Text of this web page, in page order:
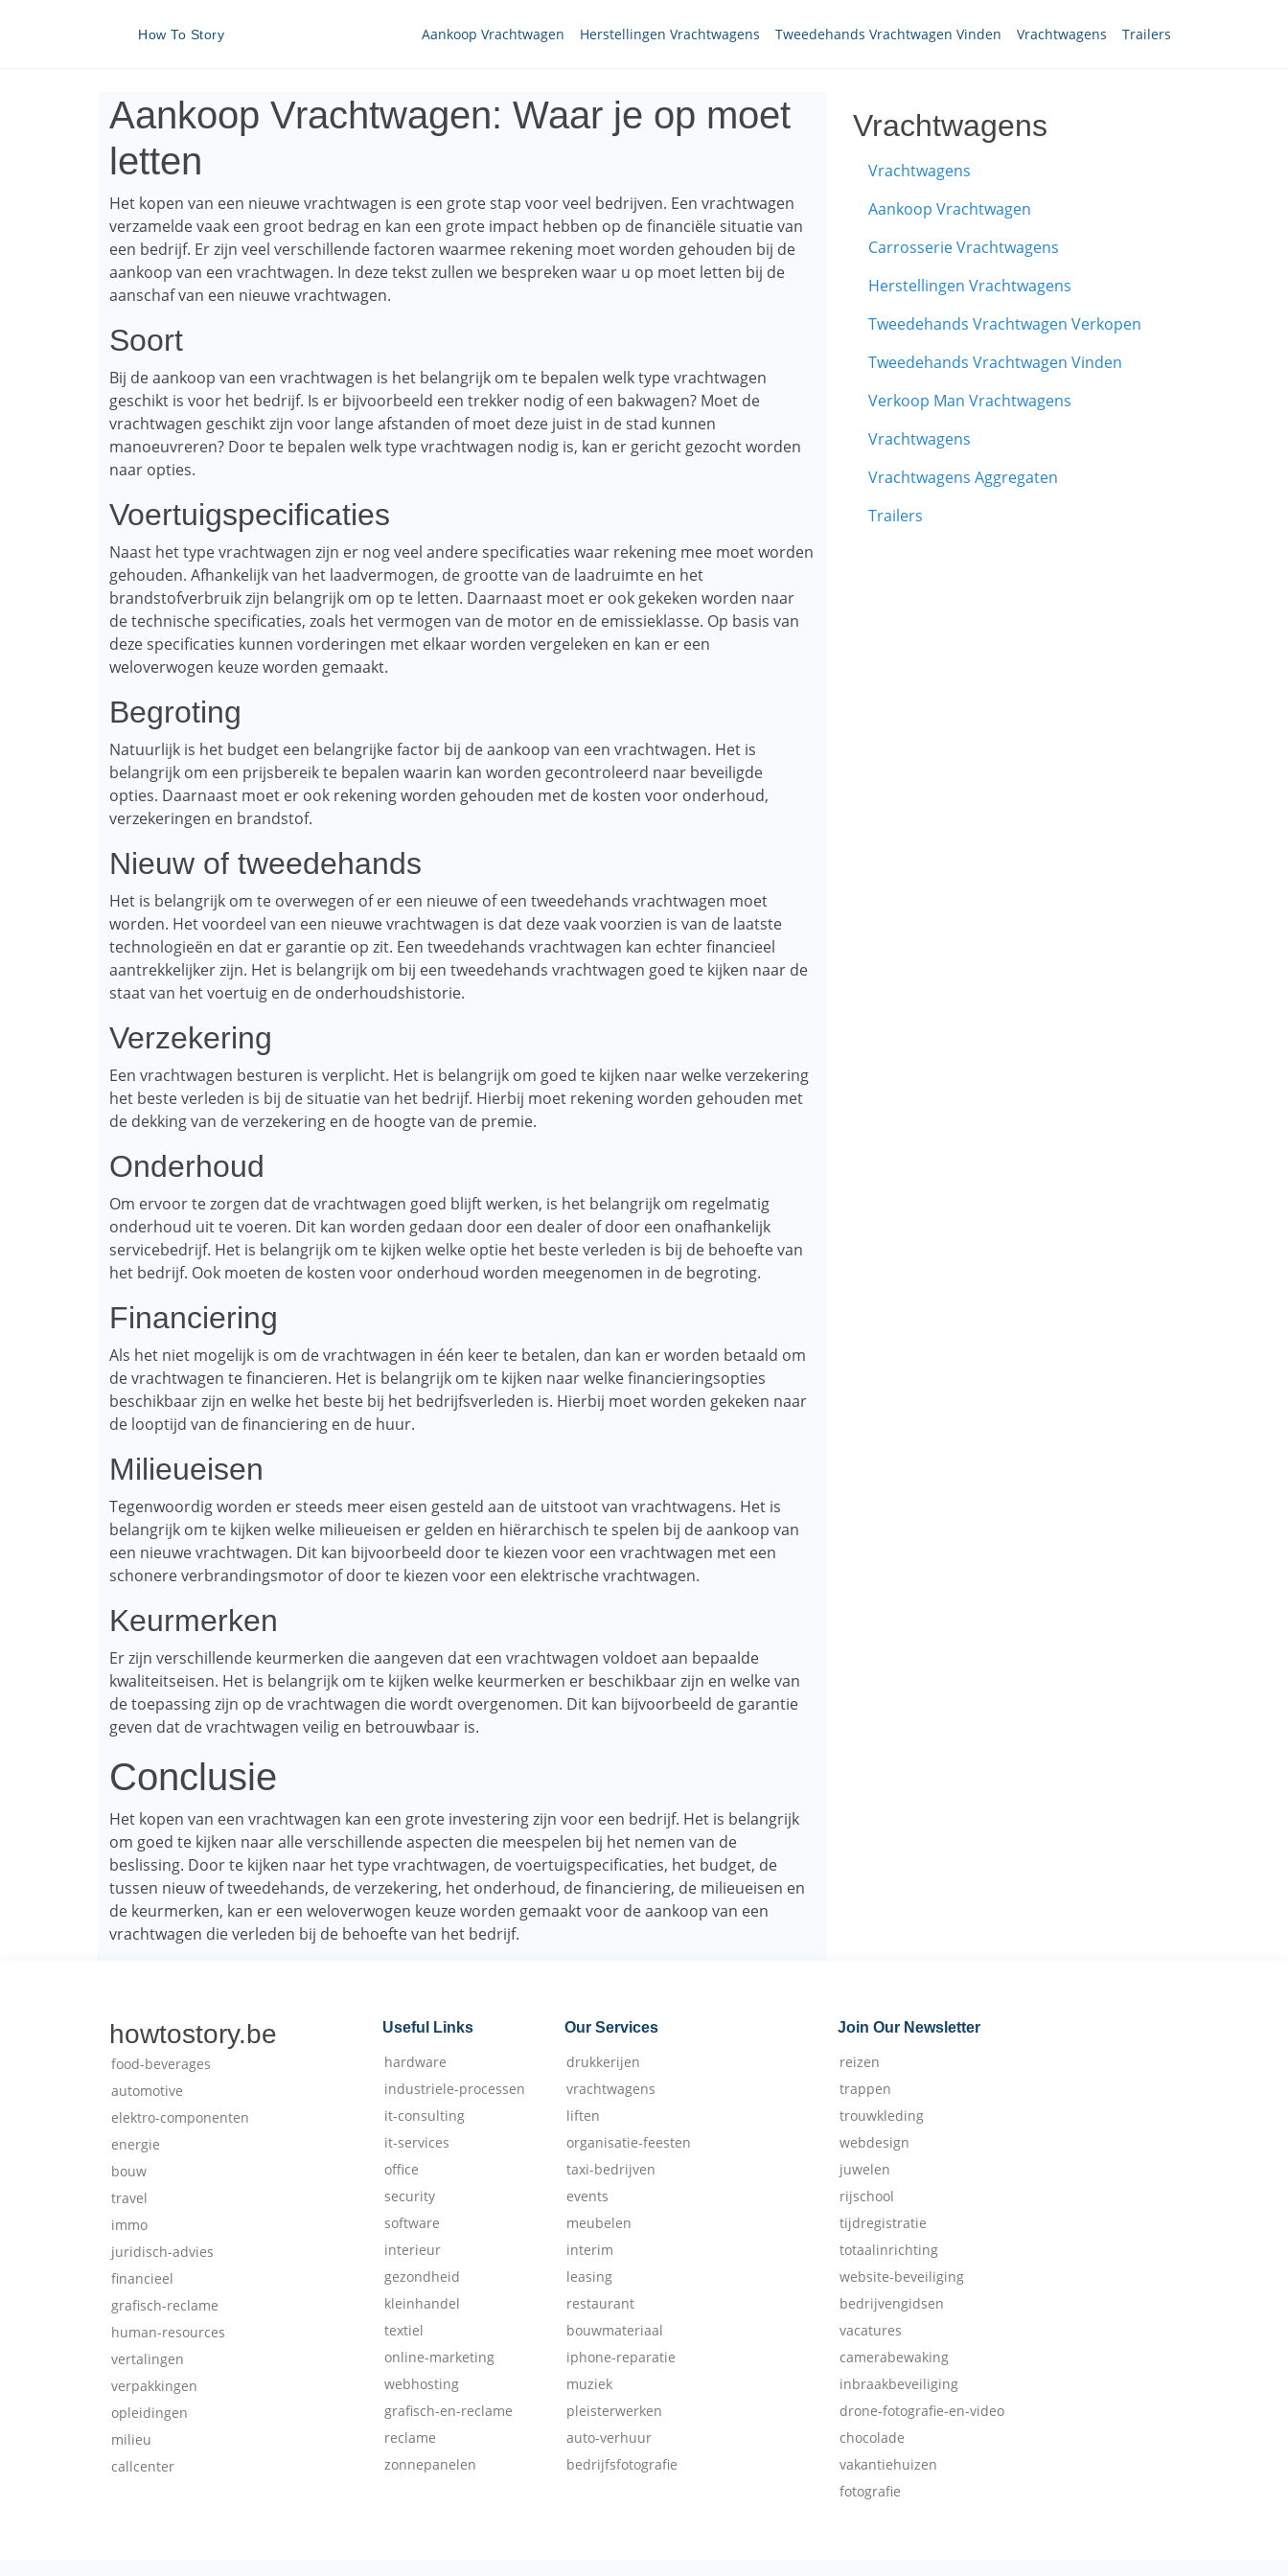
How To Story Aankoop Vrachtwagen Herstellingen Vrachtwagens Tweedehands Vrachtwagen Vinden Vrachtwagens Trailers
Aankoop Vrachtwagen: Waar je op moet
letten
Het kopen van een nieuwe vrachtwagen is een grote stap voor veel bedrijven. Een vrachtwagen
verzamelde vaak een groot bedrag en kan een grote impact hebben op de financiële situatie van
een bedrijf. Er zijn veel verschillende factoren waarmee rekening moet worden gehouden bij de
aankoop van een vrachtwagen. In deze tekst zullen we bespreken waar u op moet letten bij de
aanschaf van een nieuwe vrachtwagen.
Soort
Bij de aankoop van een vrachtwagen is het belangrijk om te bepalen welk type vrachtwagen
geschikt is voor het bedrijf. Is er bijvoorbeeld een trekker nodig of een bakwagen? Moet de
vrachtwagen geschikt zijn voor lange afstanden of moet deze juist in de stad kunnen
manoeuvreren? Door te bepalen welk type vrachtwagen nodig is, kan er gericht gezocht worden
naar opties.
Voertuigspecificaties
Naast het type vrachtwagen zijn er nog veel andere specificaties waar rekening mee moet worden
gehouden. Afhankelijk van het laadvermogen, de grootte van de laadruimte en het
brandstofverbruik zijn belangrijk om op te letten. Daarnaast moet er ook gekeken worden naar
de technische specificaties, zoals het vermogen van de motor en de emissieklasse. Op basis van
deze specificaties kunnen vorderingen met elkaar worden vergeleken en kan er een
weloverwogen keuze worden gemaakt.
Begroting
Natuurlijk is het budget een belangrijke factor bij de aankoop van een vrachtwagen. Het is
belangrijk om een ​​prijsbereik te bepalen waarin kan worden gecontroleerd naar beveiligde
opties. Daarnaast moet er ook rekening worden gehouden met de kosten voor onderhoud,
verzekeringen en brandstof.
Nieuw of tweedehands
Het is belangrijk om te overwegen of er een nieuwe of een tweedehands vrachtwagen moet
worden. Het voordeel van een nieuwe vrachtwagen is dat deze vaak voorzien is van de laatste
technologieën en dat er garantie op zit. Een tweedehands vrachtwagen kan echter financieel
aantrekkelijker zijn. Het is belangrijk om bij een tweedehands vrachtwagen goed te kijken naar de
staat van het voertuig en de onderhoudshistorie.
Verzekering
Een vrachtwagen besturen is verplicht. Het is belangrijk om goed te kijken naar welke verzekering
het beste verleden is bij de situatie van het bedrijf. Hierbij moet rekening worden gehouden met
de dekking van de verzekering en de hoogte van de premie.
Onderhoud
Om ervoor te zorgen dat de vrachtwagen goed blijft werken, is het belangrijk om regelmatig
onderhoud uit te voeren. Dit kan worden gedaan door een dealer of door een onafhankelijk
servicebedrijf. Het is belangrijk om te kijken welke optie het beste verleden is bij de behoefte van
het bedrijf. Ook moeten de kosten voor onderhoud worden meegenomen in de begroting.
Financiering
Als het niet mogelijk is om de vrachtwagen in één keer te betalen, dan kan er worden betaald om
de vrachtwagen te financieren. Het is belangrijk om te kijken naar welke financieringsopties
beschikbaar zijn en welke het beste bij het bedrijfsverleden is. Hierbij moet worden gekeken naar
de looptijd van de financiering en de huur.
Milieueisen
Tegenwoordig worden er steeds meer eisen gesteld aan de uitstoot van vrachtwagens. Het is
belangrijk om te kijken welke milieueisen er gelden en hiërarchisch te spelen bij de aankoop van
een nieuwe vrachtwagen. Dit kan bijvoorbeeld door te kiezen voor een vrachtwagen met een
schonere verbrandingsmotor of door te kiezen voor een elektrische vrachtwagen.
Keurmerken
Er zijn verschillende keurmerken die aangeven dat een vrachtwagen voldoet aan bepaalde
kwaliteitseisen. Het is belangrijk om te kijken welke keurmerken er beschikbaar zijn en welke van
de toepassing zijn op de vrachtwagen die wordt overgenomen. Dit kan bijvoorbeeld de garantie
geven dat de vrachtwagen veilig en betrouwbaar is.
Conclusie
Het kopen van een vrachtwagen kan een grote investering zijn voor een bedrijf. Het is belangrijk
om goed te kijken naar alle verschillende aspecten die meespelen bij het nemen van de
beslissing. Door te kijken naar het type vrachtwagen, de voertuigspecificaties, het budget, de
tussen nieuw of tweedehands, de verzekering, het onderhoud, de financiering, de milieueisen en
de keurmerken, kan er een weloverwogen keuze worden gemaakt voor de aankoop van een
vrachtwagen die verleden bij de behoefte van het bedrijf.
Vrachtwagens
Vrachtwagens
Aankoop Vrachtwagen
Carrosserie Vrachtwagens
Herstellingen Vrachtwagens
Tweedehands Vrachtwagen Verkopen
Tweedehands Vrachtwagen Vinden
Verkoop Man Vrachtwagens
Vrachtwagens
Vrachtwagens Aggregaten
Trailers
howtostory.be
food-beverages
automotive
elektro-componenten
energie
bouw
travel
immo
juridisch-advies
financieel
grafisch-reclame
human-resources
vertalingen
verpakkingen
opleidingen
milieu
callcenter
Useful Links
hardware
industriele-processen
it-consulting
it-services
office
security
software
interieur
gezondheid
kleinhandel
textiel
online-marketing
webhosting
grafisch-en-reclame
reclame
zonnepanelen
Our Services
drukkerijen
vrachtwagens
liften
organisatie-feesten
taxi-bedrijven
events
meubelen
interim
leasing
restaurant
bouwmateriaal
iphone-reparatie
muziek
pleisterwerken
auto-verhuur
bedrijfsfotografie
Join Our Newsletter
reizen
trappen
trouwkleding
webdesign
juwelen
rijschool
tijdregistratie
totaalinrichting
website-beveiliging
bedrijvengidsen
vacatures
camerabewaking
inbraakbeveiliging
drone-fotografie-en-video
chocolade
vakantiehuizen
fotografie